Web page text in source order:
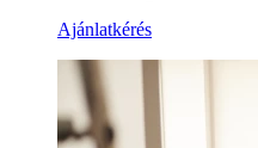
Ajánlatkérés